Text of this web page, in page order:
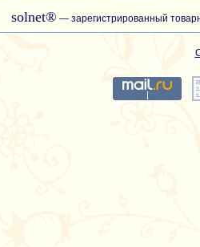
solnet® — зарегистрированный